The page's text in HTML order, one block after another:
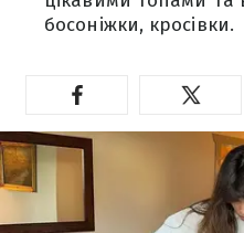
босоніжки, кросівки.